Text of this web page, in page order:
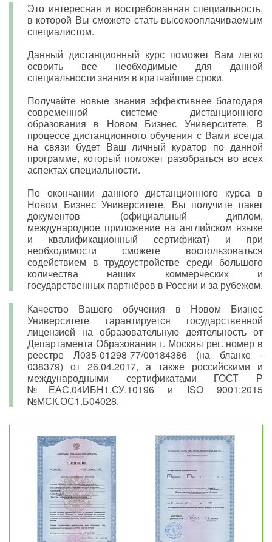
Это интересная и востребованная специальность,
в которой Вы сможете стать высокооплачиваемым
специалистом.
Данный дистанционный курс поможет Вам легко
освоить все необходимые для данной
специальности знания в кратчайшие сроки.
Получайте новые знания эффективнее благодаря
современной системе дистанционного
образования в Новом Бизнес Университете. В
процессе дистанционного обучения с Вами всегда
на связи будет Ваш личный куратор по данной
программе, который поможет разобраться во всех
аспектах специальности.
По окончании данного дистанционного курса в
Новом Бизнес Университете, Вы получите пакет
документов (официальный диплом,
международное приложение на английском языке
и квалификационный сертификат) и при
необходимости сможете воспользоваться
содействием в трудоустройстве среди большого
количества наших коммерческих и
государственных партнёров в России и за рубежом.
Качество Вашего обучения в Новом Бизнес
Университете гарантируется государственной
лицензией на образовательную деятельность от
Департамента Образования г. Москвы рег. номер в
реестре Л035-01298-77/00184386 (на бланке -
038379) от 26.04.2017, а также российскими и
международными сертификатами ГОСТ Р
№ЕАС.04ИБН1.СУ.10196 и ISO 9001:2015
№МСК.ОС1.Б04028.